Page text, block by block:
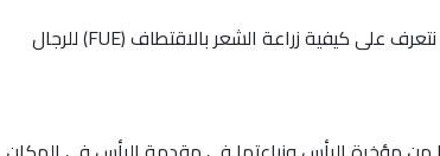
بعد أن تعرفنا على أسباب التساقط وكيفية منعه، دعونا نتعرف على كيفية زراعة الشعر بالاقتطاف (FUE) للرجال